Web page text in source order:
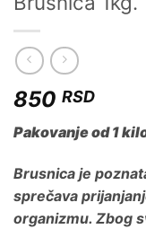
850 RSD
Pakovanje od 1
Brusnica je
sprečava
organizmu. Zbog